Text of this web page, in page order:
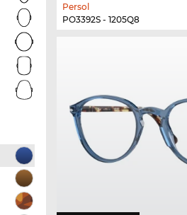
Persol
PO3392S - 1205Q8